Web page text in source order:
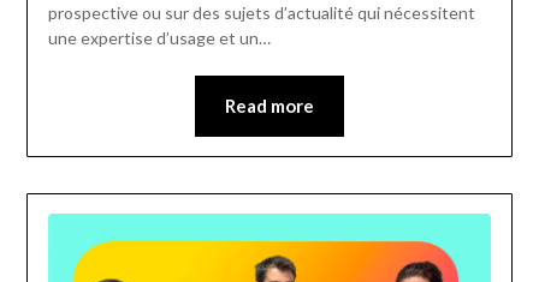
prospective ou sur des sujets d’actualité qui nécessitent
une expertise d’usage et un…
Read more